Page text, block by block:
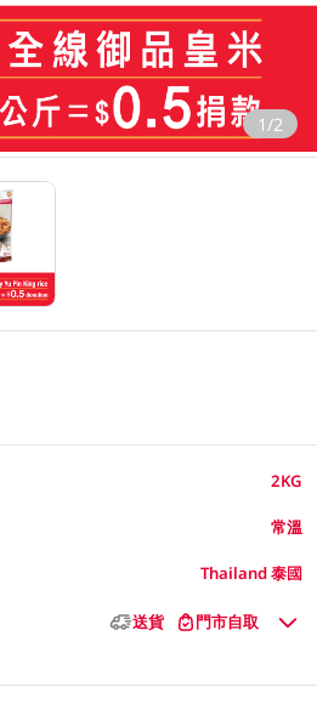
1/2
2KG
常溫
Thailand 泰國
送貨 門市自取